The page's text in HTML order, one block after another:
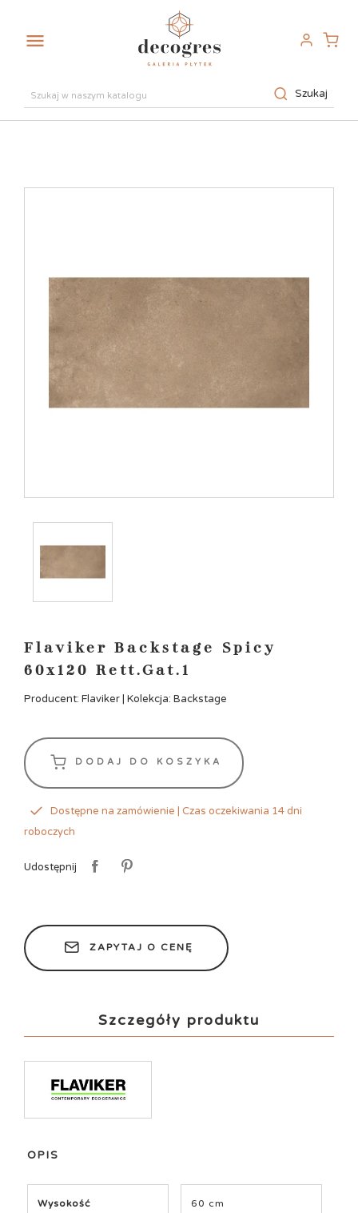

Szukaj
Flaviker Backstage Spicy
60x120 Rett.Gat.1
Producent: Flaviker | Kolekcja: Backstage
DODAJ DO KOSZYKA
Dostępne na zamówienie | Czas oczekiwania 14 dni
roboczych
Udostępnij
ZAPYTAJ O CENĘ
Szczegóły produktu
OPIS
Wysokość 60 cm